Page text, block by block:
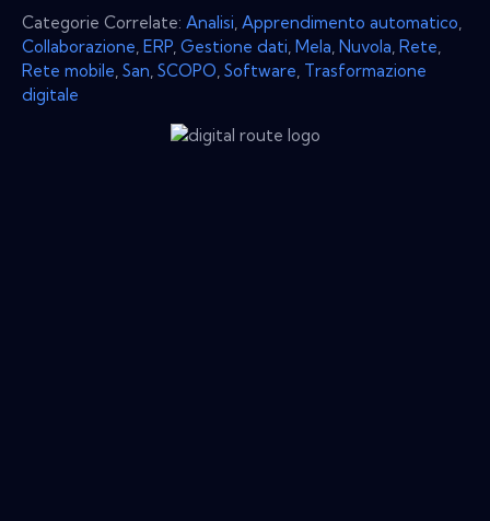
Categorie Correlate: Analisi Apprendimento automatico
Collaborazione ERP Gestione dati Mela Nuvola Rete
Rete mobile San SCOPO Software Trasformazione
digitale